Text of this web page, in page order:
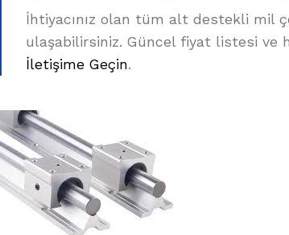
İhtiyacınız olan tüm alt destekli mil
ulaşabilirsiniz. Güncel fiyat listesi ve
İletişime Geçin.